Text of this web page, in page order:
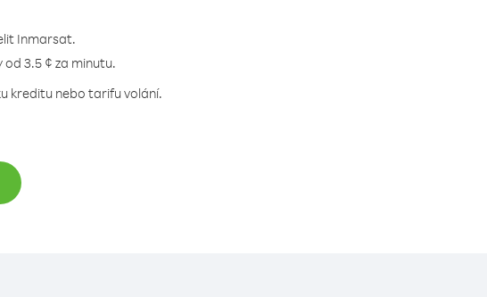
Inmarsat.
od 3.5 ¢ za minutu.
kreditu nebo tarifu volání.